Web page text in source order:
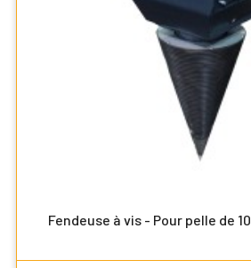
Fendeuse à vis - Pour pelle de